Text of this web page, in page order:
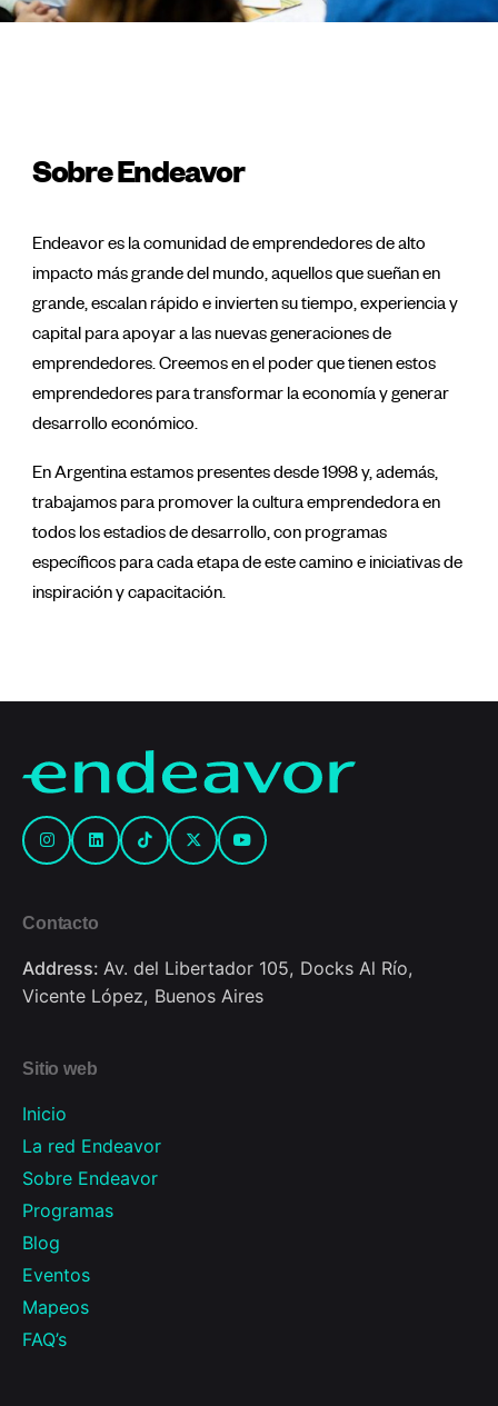
Sobre Endeavor
Endeavor es la comunidad de emprendedores de alto
impacto más grande del mundo, aquellos que sueñan en
grande, escalan rápido e invierten su tiempo, experiencia y
capital para apoyar a las nuevas generaciones de
emprendedores. Creemos en el poder que tienen estos
emprendedores para transformar la economía y generar
desarrollo económico.
En Argentina estamos presentes desde 1998 y, además,
trabajamos para promover la cultura emprendedora en
todos los estadios de desarrollo, con programas
específicos para cada etapa de este camino e iniciativas de
inspiración y capacitación.
Contacto
Address: Av. del Libertador 105, Docks Al Río,
Vicente López, Buenos Aires
Sitio web
Inicio
La red Endeavor
Sobre Endeavor
Programas
Blog
Eventos
Mapeos
FAQ’s